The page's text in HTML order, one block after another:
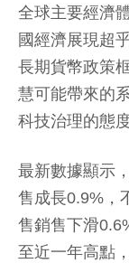
全球主要經濟
國經濟展現超
長期貨幣政策
慧可能帶來的
科技治理的態
最新數據顯示
售成長0.9%，
售銷售下滑
至近一年高點